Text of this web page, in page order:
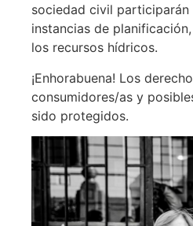
sociedad civil participarán
instancias de
los recursos hídricos.
¡Enhorabuena! Los
consumidores/as y
sido protegidos.